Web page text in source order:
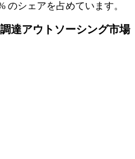
のシェアを占めています。
達アウトソーシング市場